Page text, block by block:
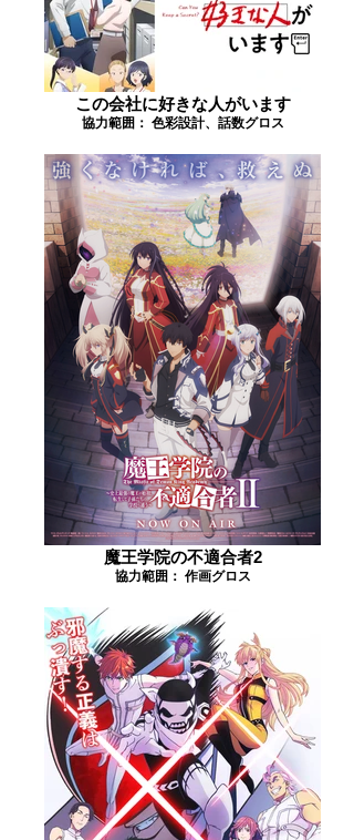
この会社に好きな人がいます
協力範囲： 色彩設計、話数グロス
魔王学院の不適合者2
協力範囲： 作画グロス